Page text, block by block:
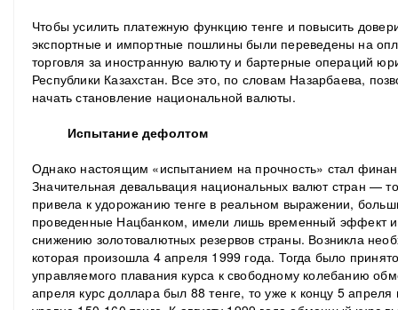
Чтобы усилить платежную функцию тенге и повысить
экспортные и импортные пошлины были переведены на
торговля за иностранную валюту и бартерные операций
Республики Казахстан. Все это, по словам Назарбаева,
начать становление национальной валюты.
Испытание дефолтом
Однако настоящим «испытанием на прочность» стал
Значительная девальвация национальных валют стран —
привела к удорожанию тенге в реальном выражении,
проведенные Нацбанком, имели лишь временный эффект и
снижению золотовалютных резервов страны. Возникла
которая произошла 4 апреля 1999 года. Тогда было
управляемого плавания курса к свободному колебанию
апреля курс доллара был 88 тенге, то уже к концу 5